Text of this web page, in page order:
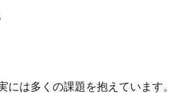
は多くの課題を抱えています。